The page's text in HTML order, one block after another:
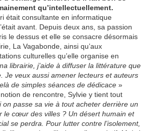
qu’intellectuellement.
était consultante en informatique
avant. Depuis deux ans, sa passion
le dessus et elle se consacre désormais
La Vagabonde, ainsi qu’aux
culturelles qu’elle organise en
librairie, j’aide à diffuser la littérature que
Je veux aussi amener lecteurs et auteurs
à de simples séances de dédicace »
de rencontre, Sylvie y tient tout
on passe sa vie à tout acheter derrière un
le cœur des villes ? Un désert humain et
se perdra. Pour lutter contre l’isolement,